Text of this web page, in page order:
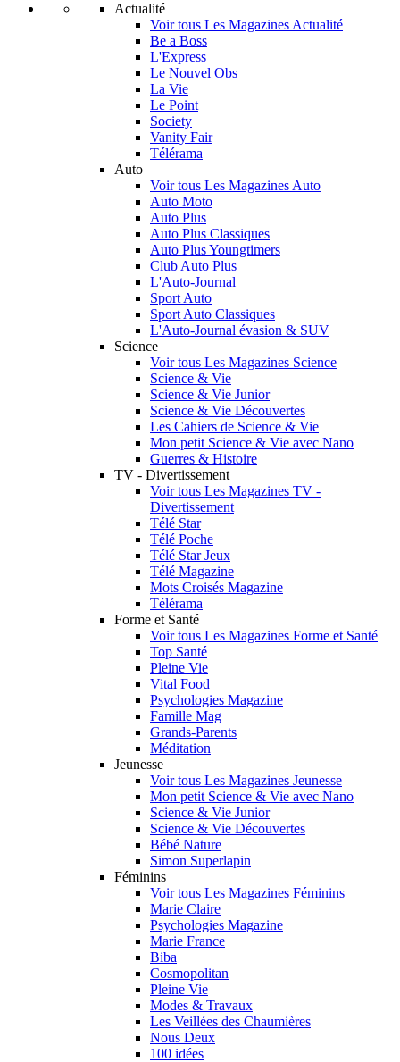
Actualité
Voir tous Les Magazines Actualité
Be a Boss
L'Express
Le Nouvel Obs
La Vie
Le Point
Society
Vanity Fair
Télérama
Auto
Voir tous Les Magazines Auto
Auto Moto
Auto Plus
Auto Plus Classiques
Auto Plus Youngtimers
Club Auto Plus
L'Auto-Journal
Sport Auto
Sport Auto Classiques
L'Auto-Journal évasion & SUV
Science
Voir tous Les Magazines Science
Science & Vie
Science & Vie Junior
Science & Vie Découvertes
Les Cahiers de Science & Vie
Mon petit Science & Vie avec Nano
Guerres & Histoire
TV - Divertissement
Voir tous Les Magazines TV -
Divertissement
Télé Star
Télé Poche
Télé Star Jeux
Télé Magazine
Mots Croisés Magazine
Télérama
Forme et Santé
Voir tous Les Magazines Forme et Santé
Top Santé
Pleine Vie
Vital Food
Psychologies Magazine
Famille Mag
Grands-Parents
Méditation
Jeunesse
Voir tous Les Magazines Jeunesse
Mon petit Science & Vie avec Nano
Science & Vie Junior
Science & Vie Découvertes
Bébé Nature
Simon Superlapin
Féminins
Voir tous Les Magazines Féminins
Marie Claire
Psychologies Magazine
Marie France
Biba
Cosmopolitan
Pleine Vie
Modes & Travaux
Les Veillées des Chaumières
Nous Deux
100 idées